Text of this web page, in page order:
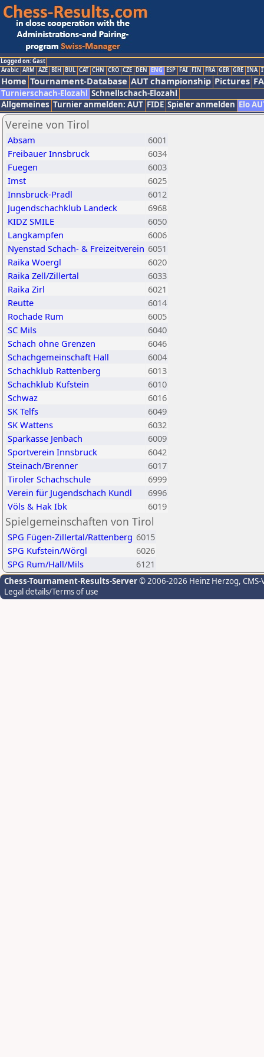
Logged on: Gast
Arabic ARM AZE BIH BUL CAT CHN CRO CZE DEN ENG ESP FAI FIN FRA GER GRE INA
Home Tournament-Database AUT championship Pictures
Turnierschach-Elozahl Schnellschach-Elozahl
Allgemeines Turnier anmelden: AUT FIDE Spieler anmelden Elo
Vereine von Tirol
Absam
6001
Freibauer Innsbruck
6034
Fuegen
6003
Imst
6025
Innsbruck-Pradl
6012
Jugendschachklub Landeck
6968
KIDZ SMILE
6050
Langkampfen
6006
Nyenstad Schach- & Freizeitverein 6051
Raika Woergl
6020
Raika Zell/Zillertal
6033
Raika Zirl
6021
Reutte
6014
Rochade Rum
6005
SC Mils
6040
Schach ohne Grenzen
6046
Schachgemeinschaft Hall
6004
Schachklub Rattenberg
6013
Schachklub Kufstein
6010
Schwaz
6016
SK Telfs
6049
SK Wattens
6032
Sparkasse Jenbach
6009
Sportverein Innsbruck
6042
Steinach/Brenner
6017
Tiroler Schachschule
6999
Verein für Jugendschach Kundl
6996
Völs & Hak Ibk
6019
Spielgemeinschaften von Tirol
SPG Fügen-Zillertal/Rattenberg 6015
SPG Kufstein/Wörgl
6026
SPG Rum/Hall/Mils
6121
Chess-Tournament-Results-Server© 2006-2026 Heinz Herzog,
Legal details/Terms of use